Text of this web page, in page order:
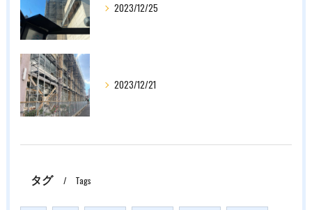
2023/12/25
2023/12/21
タグ Tags